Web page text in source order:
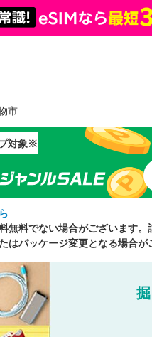
市
対象※
料でない場合がございます。
パッケージ変更となる場合が